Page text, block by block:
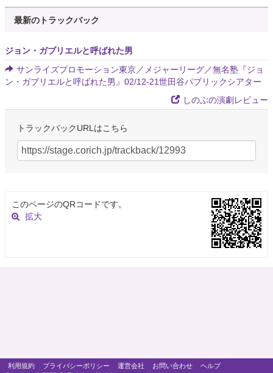
最新のトラックバック
ジョン・ガブリエルと呼ばれた男
サンライズプロモーション東京／メジャーリーグ／無名塾『ジョ
ン・ガブリエルと呼ばれた男』02/12-21世田谷パブリックシアター
しのぶの演劇レビュー
トラックバックURLはこちら
このページのQRコードです。
拡大
利用規約 プライバシーポリシー 運営会社 お問い合わせ
ヘルプ